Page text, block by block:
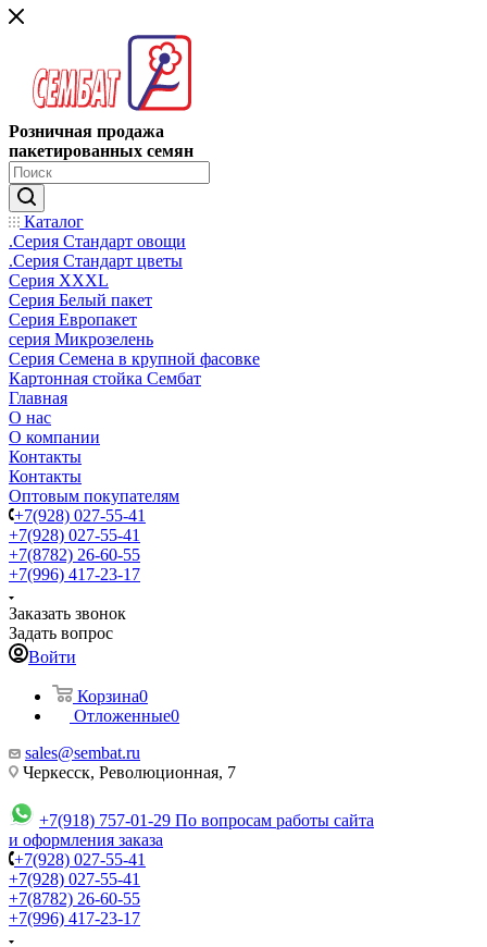
Розничная продажа
пакетированных семян
Каталог
.Серия Стандарт овощи
.Серия Стандарт цветы
Серия XXXL
Серия Белый пакет
Серия Европакет
серия Микрозелень
Серия Семена в крупной фасовке
Картонная стойка Сембат
Главная
О нас
О компании
Контакты
Контакты
Оптовым покупателям
+7(928) 027-55-41
+7(928) 027-55-41
+7(8782) 26-60-55
+7(996) 417-23-17
Заказать звонок
Задать вопрос
Войти
Корзина0
Отложенные0
sales@sembat.ru
Черкесск, Революционная, 7
+7(918) 757-01-29 По вопросам работы сайта
и оформления заказа
+7(928) 027-55-41
+7(928) 027-55-41
+7(8782) 26-60-55
+7(996) 417-23-17